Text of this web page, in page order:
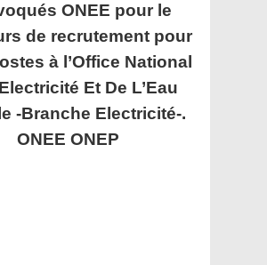
ONEE pour le
de recrutement pour
à l’Office National
Et De L’Eau
-Branche Electricité-.
ONEE ONEP